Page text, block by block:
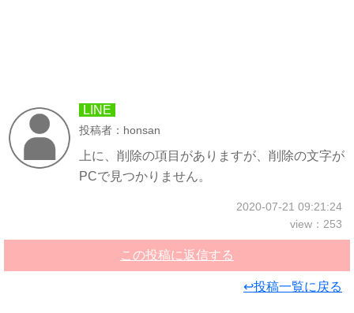
LINE
投稿者：honsan
上に、削除の項目がありますが、削除の文字が
PCで見つかりません。
2020-07-21 09:21:24
view：253
この投稿に返信する
↩投稿一覧に戻る